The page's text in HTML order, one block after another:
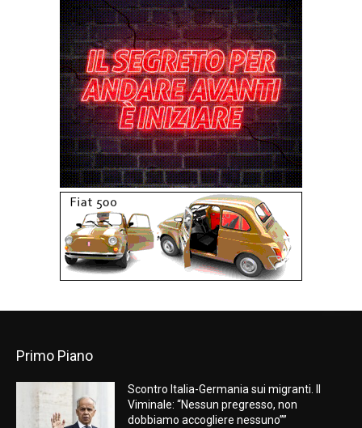
Primo Piano
Scontro Italia-Germania sui migranti. Il
Viminale: “Nessun pregresso, non
dobbiamo accogliere nessuno””